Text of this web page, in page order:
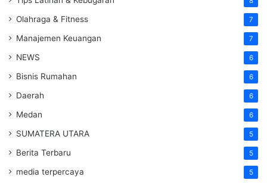
Olahraga & Fitness 7
Manajemen Keuangan 7
NEWS 6
Bisnis Rumahan 6
Daerah 6
Medan 6
SUMATERA UTARA 5
Berita Terbaru 5
media terpercaya 5